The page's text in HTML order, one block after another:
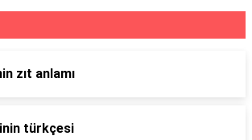
zıt anlamı
türkçesi